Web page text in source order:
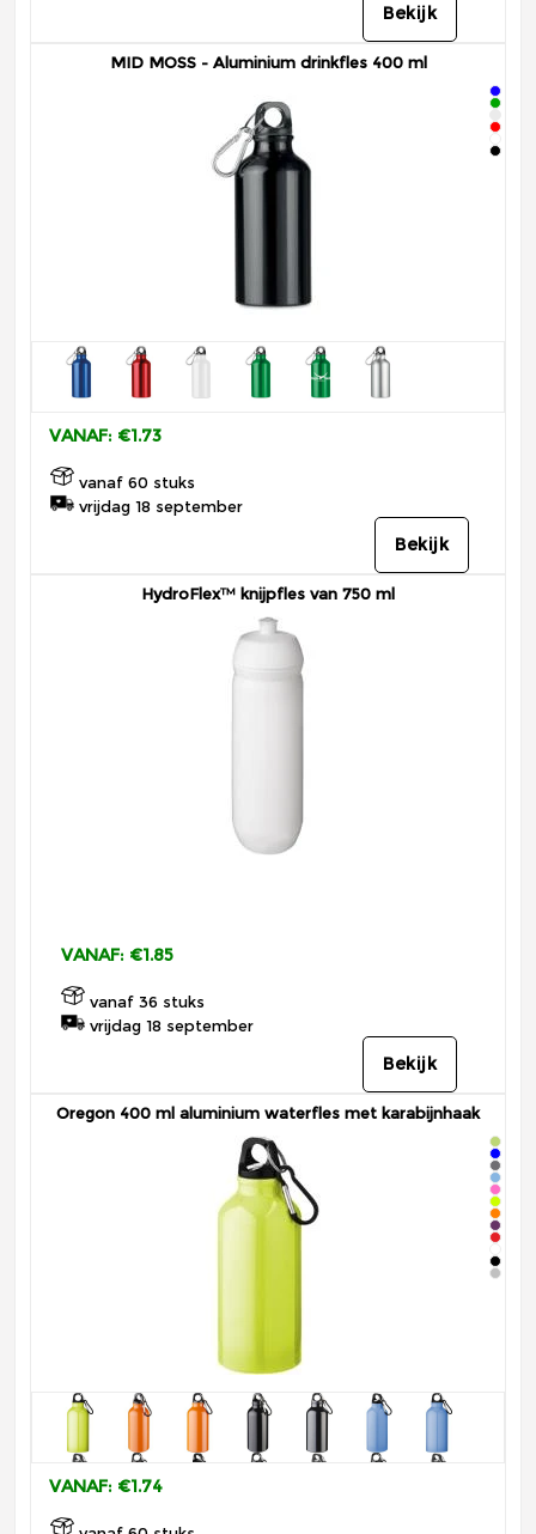
Bekijk
MID MOSS - Aluminium drinkfles 400 ml
VANAF: €1.73
vanaf 60 stuks
vrijdag 18 september
Bekijk
HydroFlex™ knijpfles van 750 ml
VANAF: €1.85
vanaf 36 stuks
vrijdag 18 september
Bekijk
Oregon 400 ml aluminium waterfles met karabijnhaak
VANAF: €1.74